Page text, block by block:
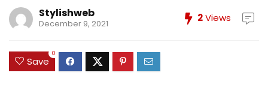
Stylishweb
December 9, 2021 2Views
Save
0